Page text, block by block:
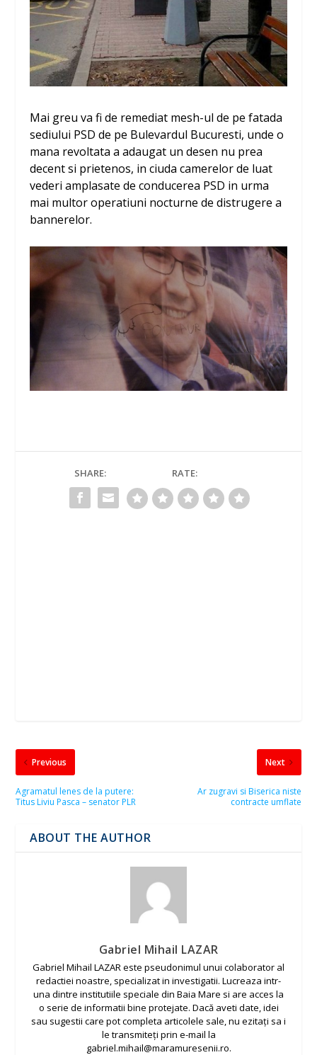
Mai greu va fi de remediat mesh-ul de pe fatada
sediului PSD de pe Bulevardul Bucuresti, unde o
mana revoltata a adaugat un desen nu prea
decent si prietenos, in ciuda camerelor de luat
vederi amplasate de conducerea PSD in urma
mai multor operatiuni nocturne de distrugere a
bannerelor.
SHARE: RATE:
Previous
Agramatul lenes de la putere:
Titus Liviu Pasca – senator PLR
Next
Ar zugravi si Biserica niste
contracte umflate
ABOUT THE AUTHOR
Gabriel Mihail LAZAR
Gabriel Mihail LAZAR este pseudonimul unui colaborator al
redactiei noastre, specializat in investigatii. Lucreaza intr-
una dintre institutiile speciale din Baia Mare si are acces la
o serie de informatii bine protejate. Dacă aveti date, idei
sau sugestii care pot completa articolele sale, nu ezitați sa i
le transmiteți prin e-mail la
gabriel.mihail@maramuresenii.ro.